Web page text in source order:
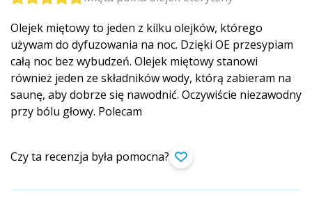
Olejek miętowy to jeden z kilku olejków, którego
używam do dyfuzowania na noc. Dzięki OE przesypiam
całą noc bez wybudzeń. Olejek miętowy stanowi
również jeden ze składników wody, którą zabieram na
saunę, aby dobrze się nawodnić. Oczywiście niezawodny
przy bólu głowy. Polecam
Czy ta recenzja była pomocna?